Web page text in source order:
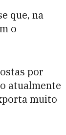
que, na
o
por
atualmente
muito